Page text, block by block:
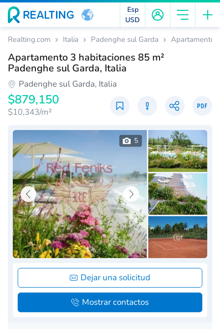
Esp
USD
Realting.com Italia Padenghe sul Garda Apartamentos
Apartamento 3 habitaciones 85 m²
Padenghe sul Garda, Italia
Padenghe sul Garda, Italia
$879,150
$10,343/m²
5
Dejar una solicitud
Mostrar contactos